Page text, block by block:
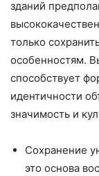
зданий
только
особенностям.
способствует
идентичности
значимость и
Сохранение
это основа